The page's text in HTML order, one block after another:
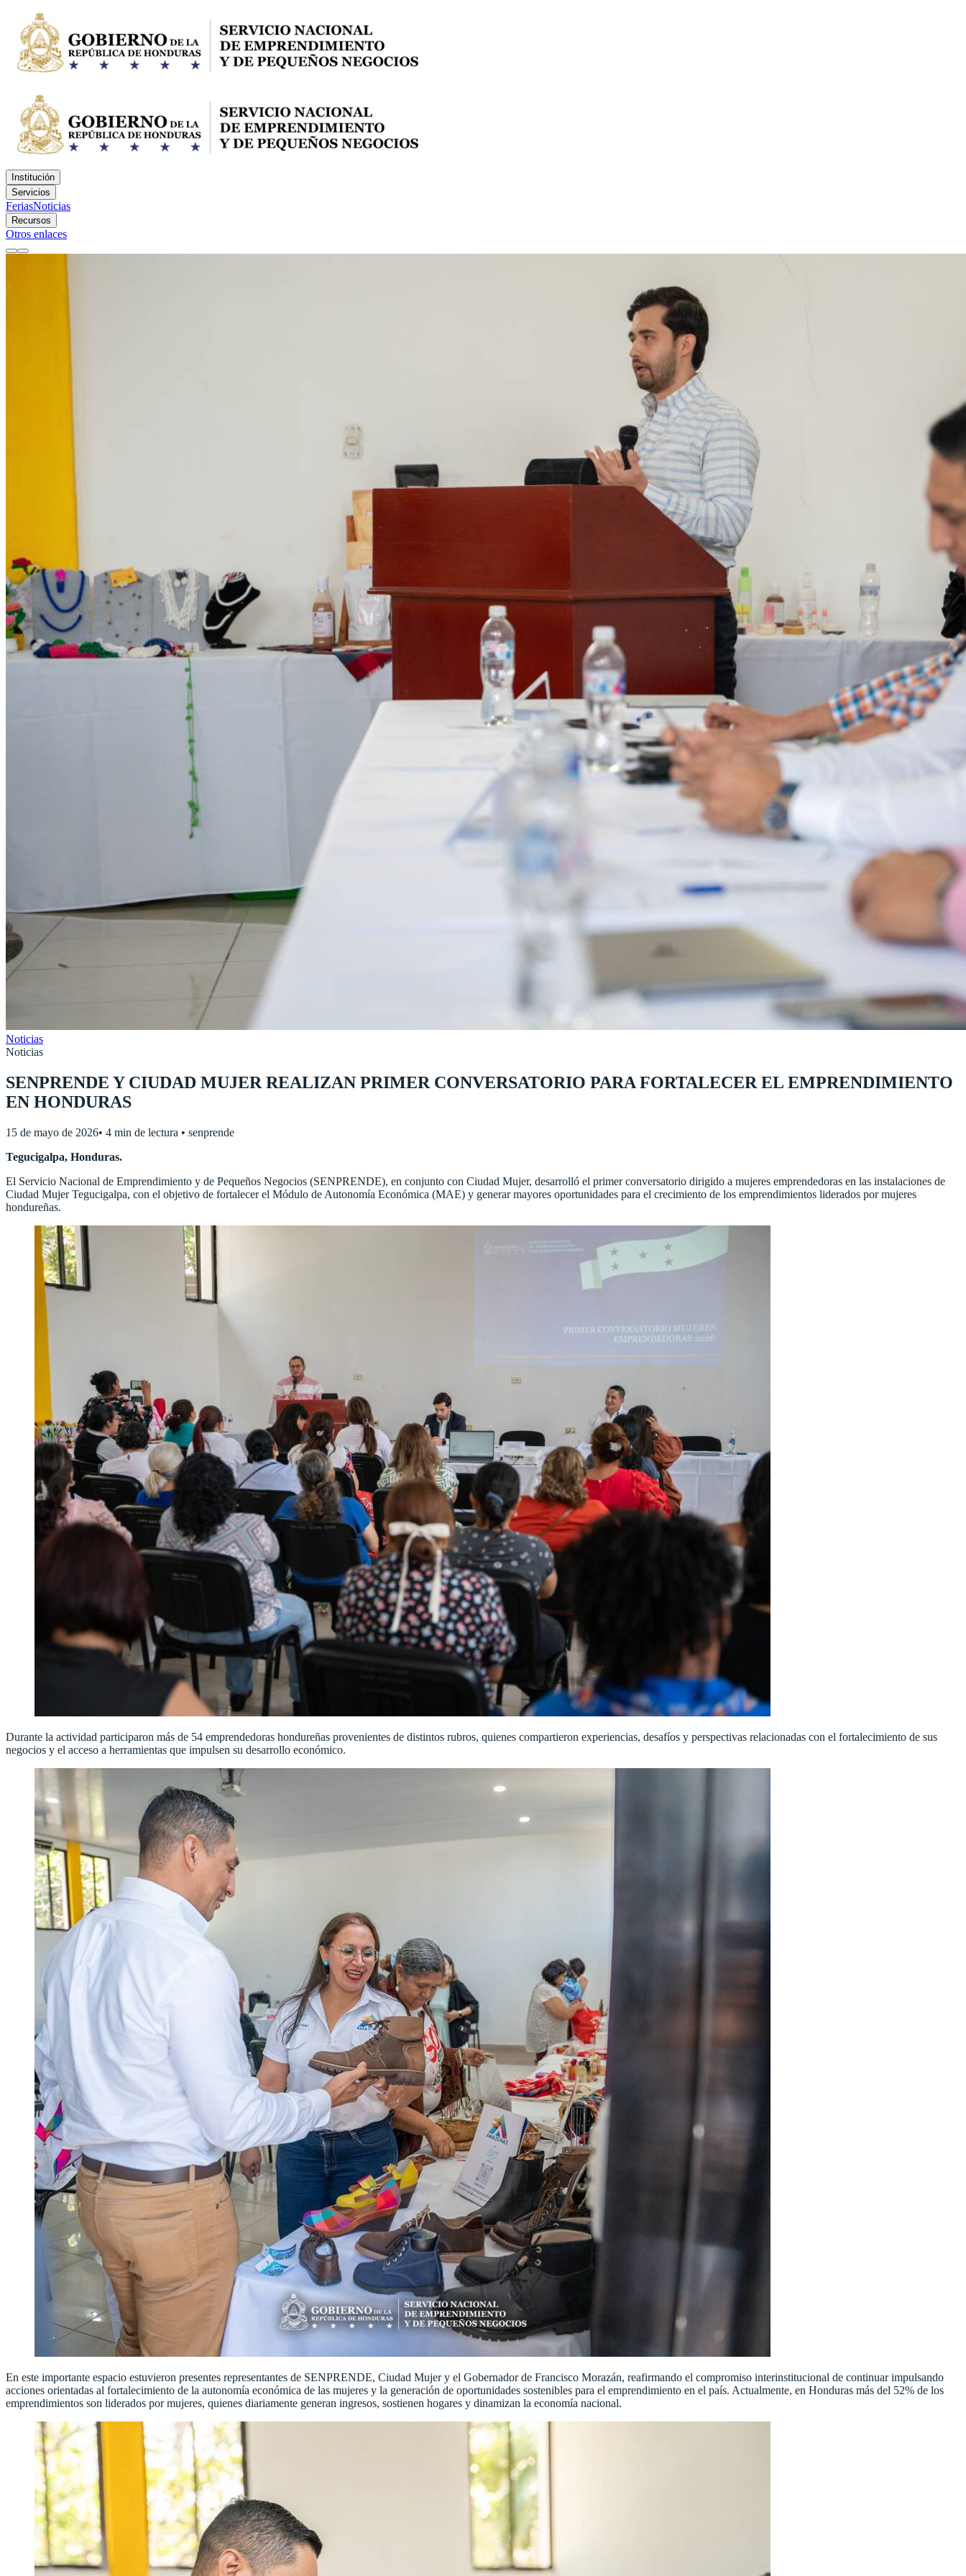
Institución
Servicios
FeriasNoticias
Recursos
Otros enlaces
Noticias
Noticias
SENPRENDE Y CIUDAD MUJER REALIZAN PRIMER CONVERSATORIO PARA FORTALECER EL EMPRENDIMIENTO
EN HONDURAS
15 de mayo de 2026• 4 min de lectura • senprende
Tegucigalpa, Honduras.
El Servicio Nacional de Emprendimiento y de Pequeños Negocios (SENPRENDE), en conjunto con Ciudad Mujer, desarrolló el primer conversatorio dirigido a mujeres emprendedoras en las instalaciones de
Ciudad Mujer Tegucigalpa, con el objetivo de fortalecer el Módulo de Autonomía Económica (MAE) y generar mayores oportunidades para el crecimiento de los emprendimientos liderados por mujeres
hondureñas.
Durante la actividad participaron más de 54 emprendedoras hondureñas provenientes de distintos rubros, quienes compartieron experiencias, desafíos y perspectivas relacionadas con el fortalecimiento de sus
negocios y el acceso a herramientas que impulsen su desarrollo económico.
En este importante espacio estuvieron presentes representantes de SENPRENDE, Ciudad Mujer y el Gobernador de Francisco Morazán, reafirmando el compromiso interinstitucional de continuar impulsando
acciones orientadas al fortalecimiento de la autonomía económica de las mujeres y la generación de oportunidades sostenibles para el emprendimiento en el país. Actualmente, en Honduras más del 52% de los
emprendimientos son liderados por mujeres, quienes diariamente generan ingresos, sostienen hogares y dinamizan la economía nacional.